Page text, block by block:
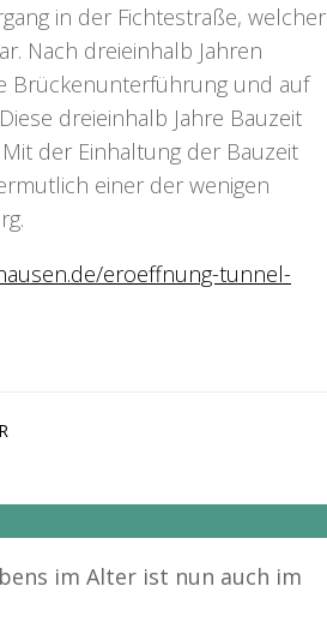
in der Fichtestraße, welcher
Nach dreieinhalb Jahren
Brückenunterführung und auf
dreieinhalb Jahre Bauzeit
der Einhaltung der Bauzeit
einer der wenigen
eroeffnung-tunnel-
im Alter ist nun auch im